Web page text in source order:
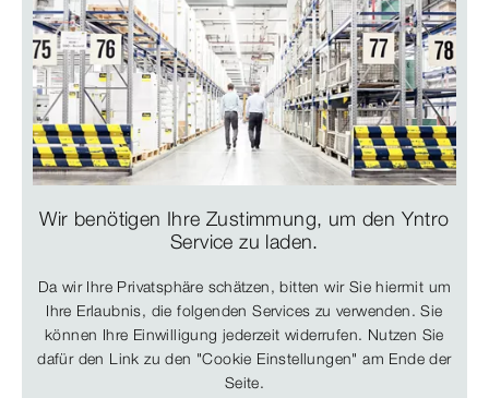
Wir benötigen Ihre Zustimmung, um den Yntro
Service zu laden.
Da wir Ihre Privatsphäre schätzen, bitten wir Sie hiermit um
Ihre Erlaubnis, die folgenden Services zu verwenden. Sie
können Ihre Einwilligung jederzeit widerrufen. Nutzen Sie
dafür den Link zu den "Cookie Einstellungen" am Ende der
Seite.